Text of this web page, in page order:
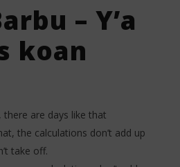
– Y’a
koan
are days like that
the calculations don’t add up
take off.